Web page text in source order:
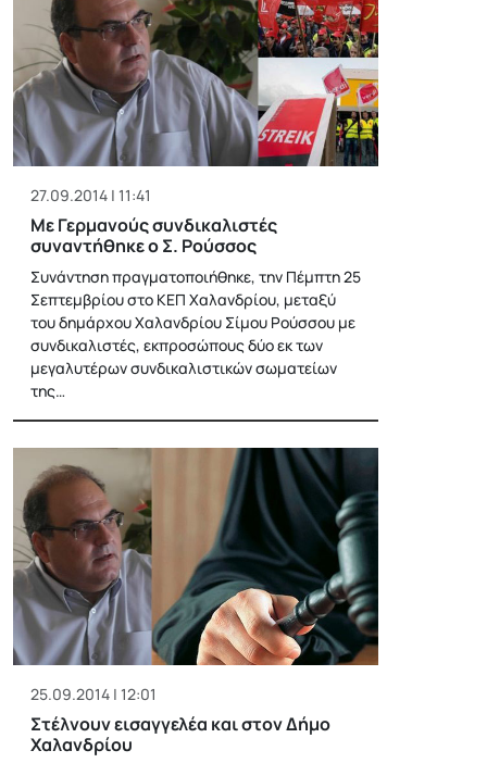
27.09.2014 | 11:41
Με Γερμανούς συνδικαλιστές
συναντήθηκε ο Σ. Ρούσσος
Συνάντηση πραγματοποιήθηκε, την Πέμπτη 25
Σεπτεμβρίου στο ΚΕΠ Χαλανδρίου, μεταξύ
του δημάρχου Χαλανδρίου Σίμου Ρούσσου με
συνδικαλιστές, εκπροσώπους δύο εκ των
μεγαλυτέρων συνδικαλιστικών σωματείων
της…
25.09.2014 | 12:01
Στέλνουν εισαγγελέα και στον Δήμο
Χαλανδρίου